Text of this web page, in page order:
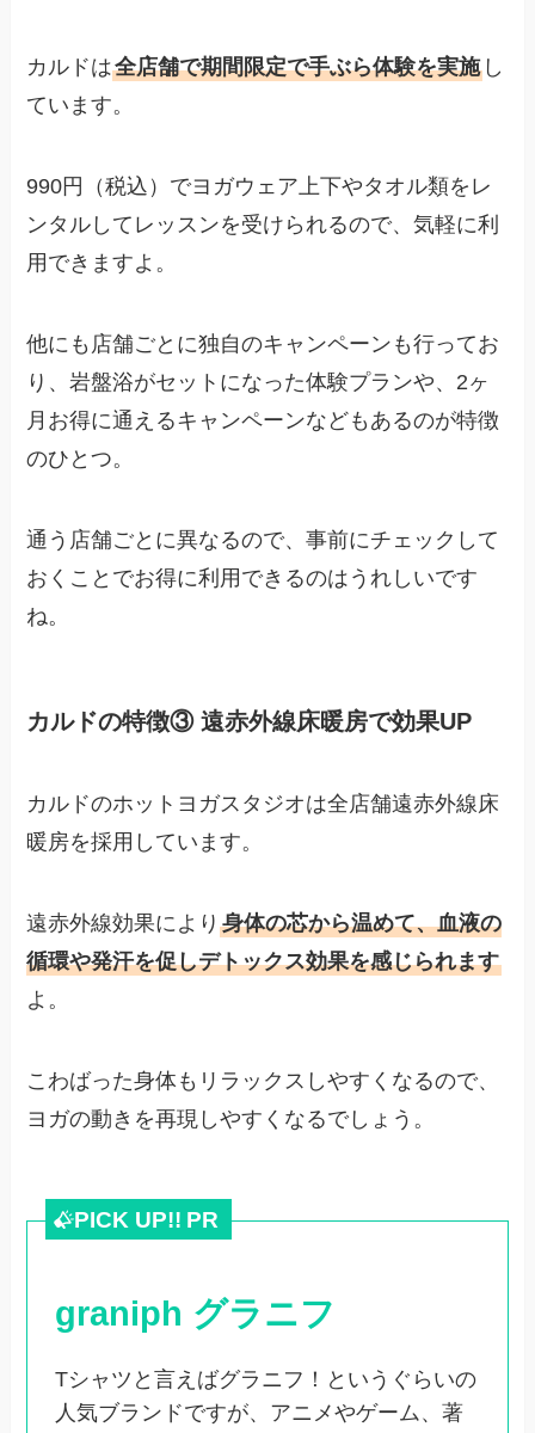
カルドは全店舗で期間限定で手ぶら体験を実施 し
ています。
990円（税込）でヨガウェア上下やタオル類をレ
ンタルしてレッスンを受けられるので、気軽に利
用できますよ。
他にも店舗ごとに独自のキャンペーンも行ってお
り、岩盤浴がセットになった体験プランや、2ヶ
月お得に通えるキャンペーンなどもあるのが特徴
のひとつ。
通う店舗ごとに異なるので、事前にチェックして
おくことでお得に利用できるのはうれしいです
ね。
カルドの特徴③ 遠赤外線床暖房で効果UP
カルドのホットヨガスタジオは全店舗遠赤外線床
暖房を採用しています。
遠赤外線効果により身体の芯から温めて、血液の
循環や発汗を促しデトックス効果を感じられます
よ。
こわばった身体もリラックスしやすくなるので、
ヨガの動きを再現しやすくなるでしょう。
PICK UP!! PR
graniph グラニフ
Tシャツと言えばグラニフ！というぐらいの
人気ブランドですが、アニメやゲーム、著